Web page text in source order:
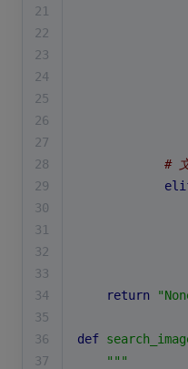
21
22
23
24
25
26
27
28
#
29
30
31
32
33
34
return
35
36
def
37
"""